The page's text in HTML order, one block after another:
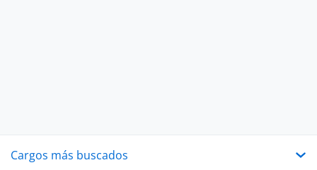
Cargos más buscados